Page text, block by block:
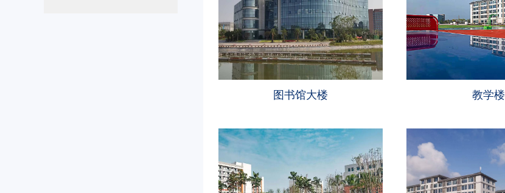
图书馆大楼 教学楼